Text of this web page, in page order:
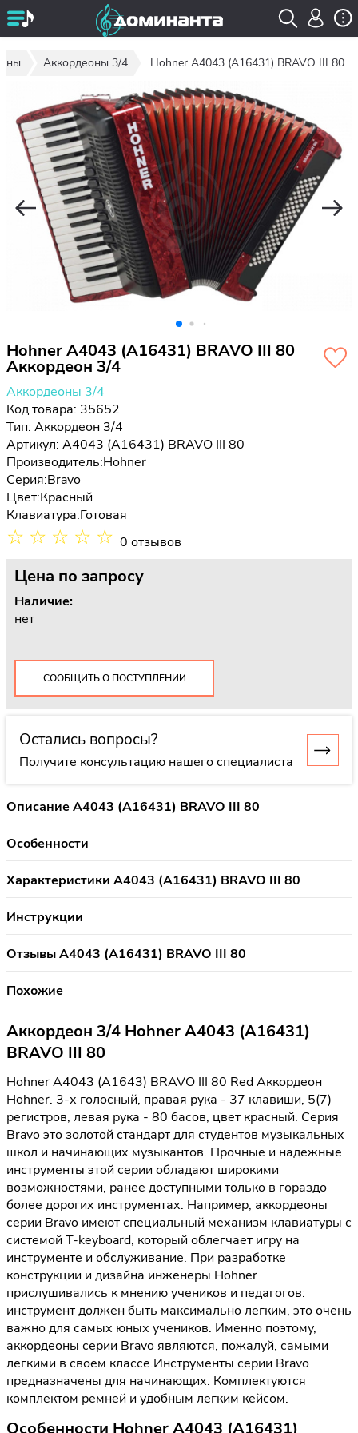
Аккордеоны 3/4 Hohner A4043 (A16431) BRAVO III 80
Hohner A4043 (A16431) BRAVO III 80
Аккордеон 3/4
Аккордеоны 3/4
Код товара: 35652
Тип: Аккордеон 3/4
Артикул: A4043 (A16431) BRAVO III 80
Производитель:Hohner
Серия:Bravo
Цвет:Красный
Клавиатура:Готовая
☆ ☆ ☆ ☆ ☆ 0 отзывов
Цена по запросу
Наличие:
нет
СООБЩИТЬ О ПОСТУПЛЕНИИ
Остались вопросы?
Получите консультацию нашего специалиста
Описание A4043 (A16431) BRAVO III 80
Особенности
Характеристики A4043 (A16431) BRAVO III 80
Инструкции
Отзывы A4043 (A16431) BRAVO III 80
Похожие
Аккордеон 3/4 Hohner A4043 (A16431)
BRAVO III 80
Hohner A4043 (A1643) BRAVO III 80 Red Аккордеон
Hohner. 3-х голосный, правая рука - 37 клавиши, 5(7)
регистров, левая рука - 80 басов, цвет красный. Серия
Bravo это золотой стандарт для студентов музыкальных
школ и начинающих музыкантов. Прочные и надежные
инструменты этой серии обладают широкими
возможностями, ранее доступными только в гораздо
более дорогих инструментах. Например, аккордеоны
серии Bravo имеют специальный механизм клавиатуры с
системой T-keyboard, который облегчает игру на
инструменте и обслуживание. При разработке
конструкции и дизайна инженеры Hohner
прислушивались к мнению учеников и педагогов:
инструмент должен быть максимально легким, это очень
важно для самых юных учеников. Именно поэтому,
аккордеоны серии Bravo являются, пожалуй, самыми
легкими в своем классе.Инструменты серии Bravo
предназначены для начинающих. Комплектуются
комплектом ремней и удобным легким кейсом.